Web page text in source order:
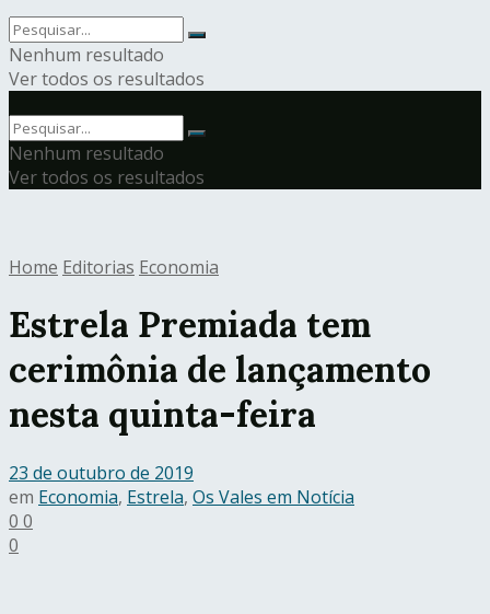
Nenhum resultado
Ver todos os resultados
Nenhum resultado
Ver todos os resultados
Home Editorias Economia
Estrela Premiada tem
cerimônia de lançamento
nesta quinta-feira
23 de outubro de 2019
em Economia, Estrela, Os Vales em Notícia
0 0
0